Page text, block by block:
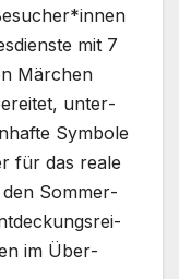
mit 7
Mär­chen
unter­
Sym­bo­le
für das rea­le
den Som­mer­
im Über­